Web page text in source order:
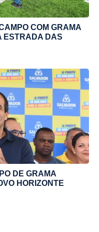
COM GRAMA
ESTRADA DAS
DE GRAMA
HORIZONTE